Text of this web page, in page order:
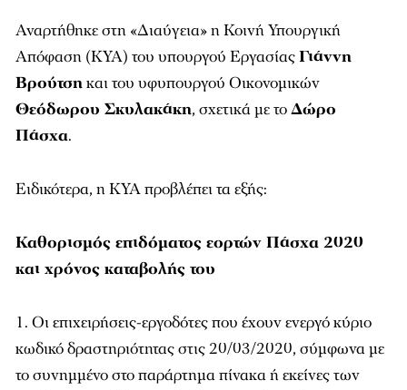
Αναρτήθηκε στη «Διαύγεια» η Κοινή Υπουργική
Απόφαση (ΚΥΑ) του υπουργού ΕργασίαςΓιάννη
Βρούτσηκαι του υφυπουργού Οικονομικών
Θεόδωρου Σκυλακάκη, σχετικά με τοΔώρο
Πάσχα.
Ειδικότερα, η ΚΥΑ προβλέπει τα εξής:
Καθορισμός επιδόματος εορτών Πάσχα 2020
και χρόνος καταβολής του
Οι επιχειρήσεις-εργοδότες που έχουν ενεργό κύριο
κωδικό δραστηριότητας στις 20/03/2020, σύμφωνα με
το συνημμένο στο παράρτημα πίνακα ή εκείνες των